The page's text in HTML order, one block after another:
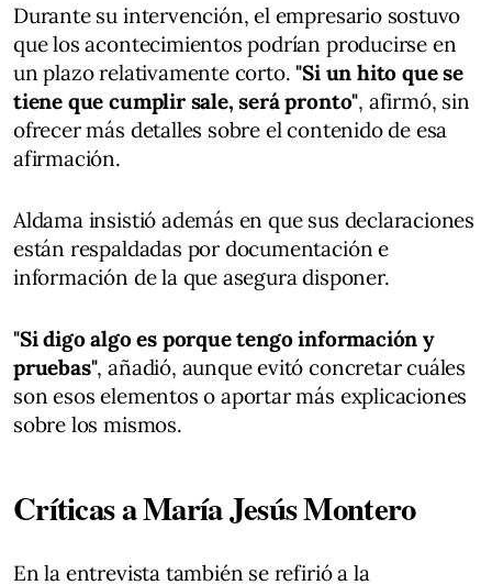
Durante su intervención, el empresario sostuvo
que los acontecimientos podrían producirse en
un plazo relativamente corto."Si un hito que se
tiene que cumplir sale, será pronto", afirmó, sin
ofrecer más detalles sobre el contenido de esa
afirmación.
Aldama insistió además en que sus declaraciones
están respaldadas por documentación e
información de la que asegura disponer.
"Si digo algo es porque tengo información y
pruebas", añadió, aunque evitó concretar cuáles
son esos elementos o aportar más explicaciones
sobre los mismos.
Críticas a María Jesús Montero
En la entrevista también se refirió a la